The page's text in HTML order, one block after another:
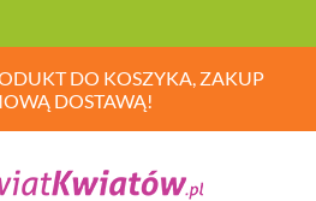
DO KOSZYKA, ZAKUP
DOSTAWĄ!